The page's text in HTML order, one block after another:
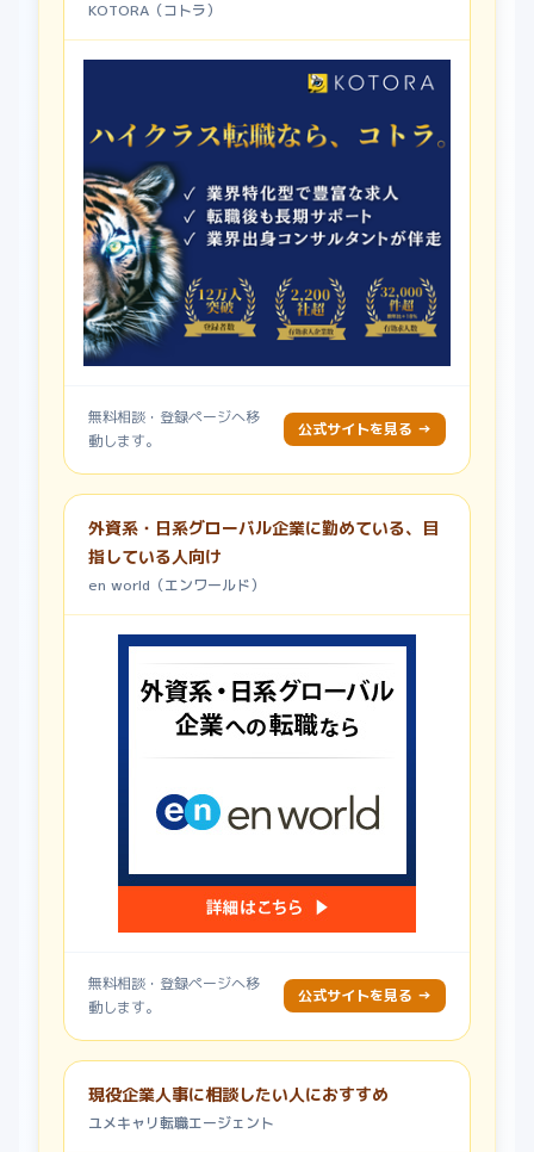
KOTORA（コトラ）
無料相談・登録ページへ移
動します。
公式サイトを見る →
外資系・日系グローバル企業に勤めている、目
指している人向け
en world（エンワールド）
無料相談・登録ページへ移
動します。
公式サイトを見る →
現役企業人事に相談したい人におすすめ
ユメキャリ転職エージェント